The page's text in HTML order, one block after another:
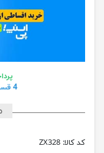
4 قسط ماهیانه بدون کارمزد
کد کالا: ZX328